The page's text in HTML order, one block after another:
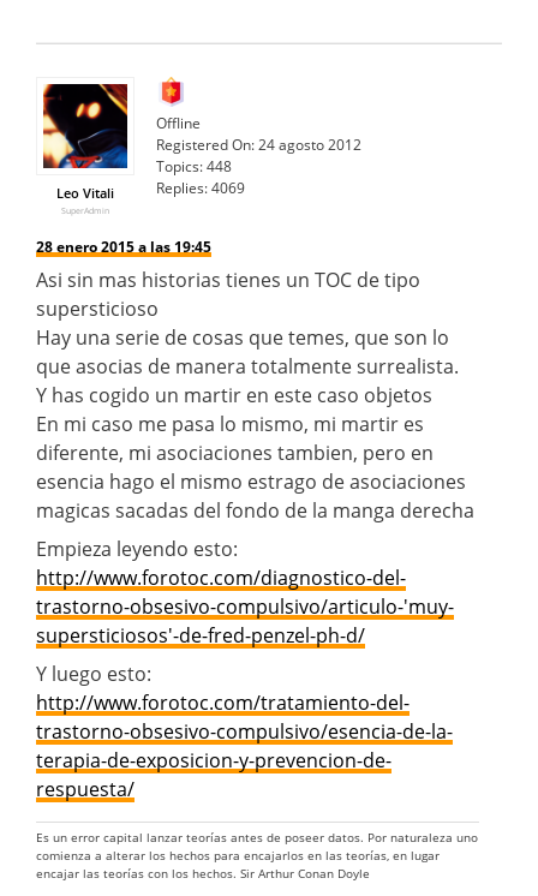
Leo Vitali
SuperAdmin
Offline
Registered On:24 agosto 2012
Topics:448
Replies:4069
28 enero 2015 a las 19:45
Asi sin mas historias tienes un TOC de tipo
supersticioso
Hay una serie de cosas que temes, que son lo
que asocias de manera totalmente surrealista.
Y has cogido un martir en este caso objetos
En mi caso me pasa lo mismo, mi martir es
diferente, mi asociaciones tambien, pero en
esencia hago el mismo estrago de asociaciones
magicas sacadas del fondo de la manga derecha
Empieza leyendo esto:
http://www.forotoc.com/diagnostico-del-
trastorno-obsesivo-compulsivo/articulo-'muy-
supersticiosos'-de-fred-penzel-ph-d/
Y luego esto:
http://www.forotoc.com/tratamiento-del-
trastorno-obsesivo-compulsivo/esencia-de-la-
terapia-de-exposicion-y-prevencion-de-
respuesta/
Es un error capital lanzar teorías antes de poseer datos. Por naturaleza uno
comienza a alterar los hechos para encajarlos en las teorías, en lugar
encajar las teorías con los hechos. Sir Arthur Conan Doyle